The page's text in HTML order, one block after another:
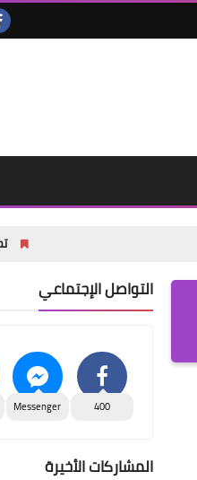
تحويل بيس 2021 الى بيس 2026 باخر الانتقالات الصيفية PES 2021 PATCH 26 pc
التواصل الإجتماعي
400
Messenger
المشاركات الأخيرة